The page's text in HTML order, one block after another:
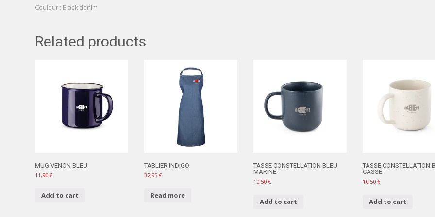
Couleur : Black denim
Related products
MUG VENON BLEU
11,90 €
Add to cart
TABLIER INDIGO
32,95 €
Read more
TASSE CONSTELLATION BLEU
MARINE
10,50 €
Add to cart
TASSE CONSTELLATION
CASSÉ
10,50 €
Add to cart